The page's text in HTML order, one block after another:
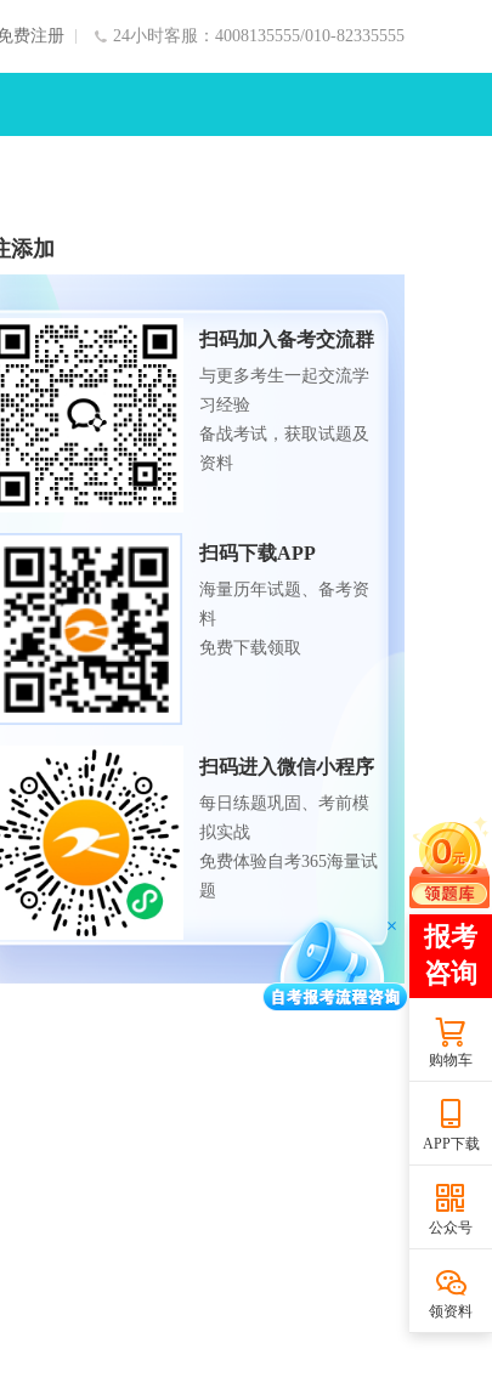
24小时客服：4008135555/010-82335555
费注册
添加
扫码加入备考交流群
与更多考生一起交流学
习经验
备战考试，获取试题及
资料
扫码下载APP
海量历年试题、备考资
料
免费下载领取
扫码进入微信小程序
每日练题巩固、考前模
拟实战
免费体验自考365海量试
题
购物车
APP下载
公众号
领资料